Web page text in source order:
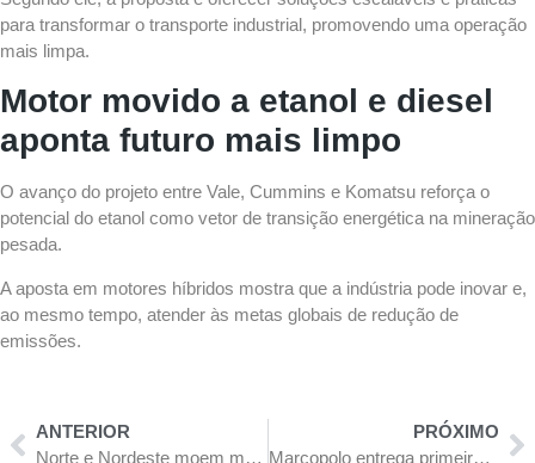
para transformar o transporte industrial, promovendo uma operação
mais limpa.
Motor movido a etanol e diesel
aponta futuro mais limpo
O avanço do projeto entre Vale, Cummins e Komatsu reforça o
potencial do etanol como vetor de transição energética na mineração
pesada.
A aposta em motores híbridos mostra que a indústria pode inovar e,
ao mesmo tempo, atender às metas globais de redução de
emissões.
ANTERIOR
Norte e Nordeste moem menos cana-de-açúcar, mas ampliam produção de etanol e de açúcar
PRÓXIMO
Marcopolo entrega primeiros Torino desenvolvidos para chassi com dois eixos direcionais na dianteira